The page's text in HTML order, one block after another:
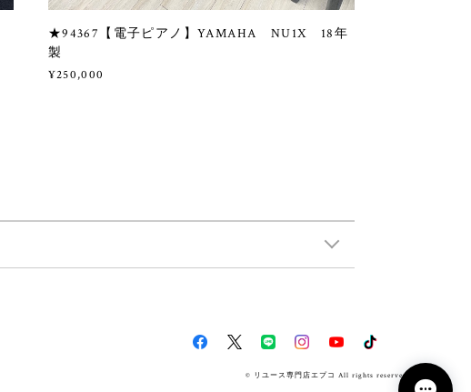
★94367【電子ピアノ】YAMAHA NU1X 18年
製
¥250,000
© リユース専門店エプコ All rights reserved.